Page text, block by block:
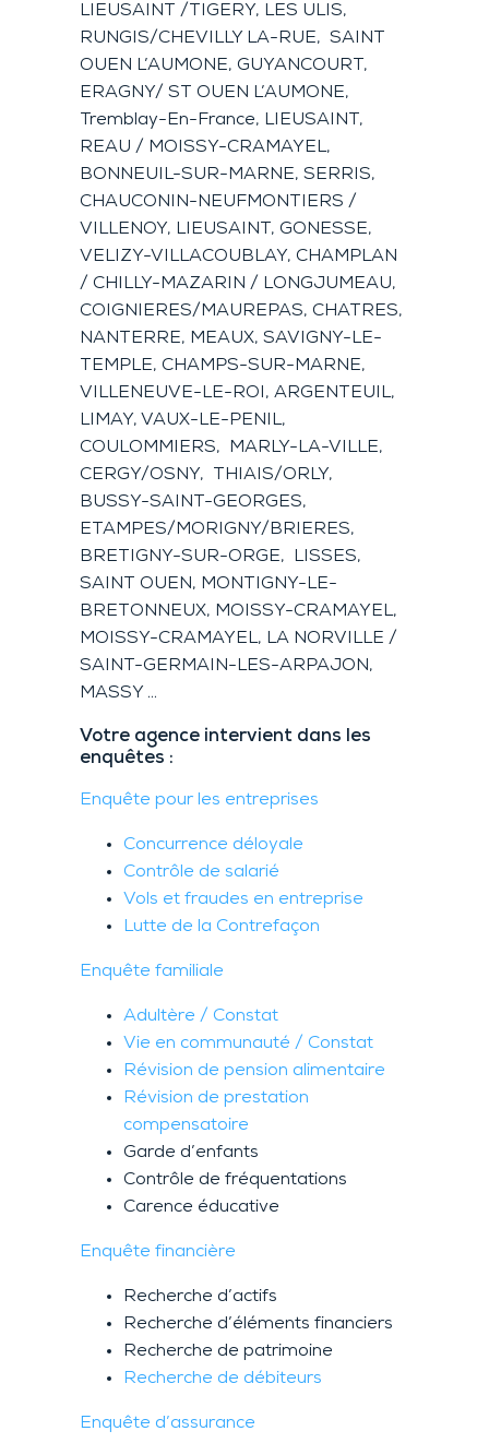
LIEUSAINT /TIGERY, LES ULIS,
RUNGIS/CHEVILLY LA-RUE, SAINT
OUEN L’AUMONE, GUYANCOURT,
ERAGNY/ ST OUEN L’AUMONE,
Tremblay-En-France, LIEUSAINT,
REAU / MOISSY-CRAMAYEL,
BONNEUIL-SUR-MARNE, SERRIS,
CHAUCONIN-NEUFMONTIERS /
VILLENOY, LIEUSAINT, GONESSE,
VELIZY-VILLACOUBLAY, CHAMPLAN
/ CHILLY-MAZARIN / LONGJUMEAU,
COIGNIERES/MAUREPAS, CHATRES,
NANTERRE, MEAUX, SAVIGNY-LE-
TEMPLE, CHAMPS-SUR-MARNE,
VILLENEUVE-LE-ROI, ARGENTEUIL,
LIMAY, VAUX-LE-PENIL,
COULOMMIERS, MARLY-LA-VILLE,
CERGY/OSNY, THIAIS/ORLY,
BUSSY-SAINT-GEORGES,
ETAMPES/MORIGNY/BRIERES,
BRETIGNY-SUR-ORGE, LISSES,
SAINT OUEN, MONTIGNY-LE-
BRETONNEUX, MOISSY-CRAMAYEL,
MOISSY-CRAMAYEL, LA NORVILLE /
SAINT-GERMAIN-LES-ARPAJON,
MASSY …
Votre agence intervient dans les
enquêtes :
Enquête pour les entreprises
Concurrence déloyale
Contrôle de salarié
Vols et fraudes en entreprise
Lutte de la Contrefaçon
Enquête familiale
Adultère / Constat
Vie en communauté / Constat
Révision de pension alimentaire
Révision de prestation
compensatoire
Garde d’enfants
Contrôle de fréquentations
Carence éducative
Enquête financière
Recherche d’actifs
Recherche d’éléments financiers
Recherche de patrimoine
Recherche de débiteurs
Enquête d’assurance